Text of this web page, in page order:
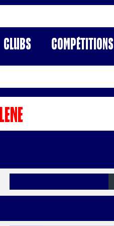
Clubs Compétitions